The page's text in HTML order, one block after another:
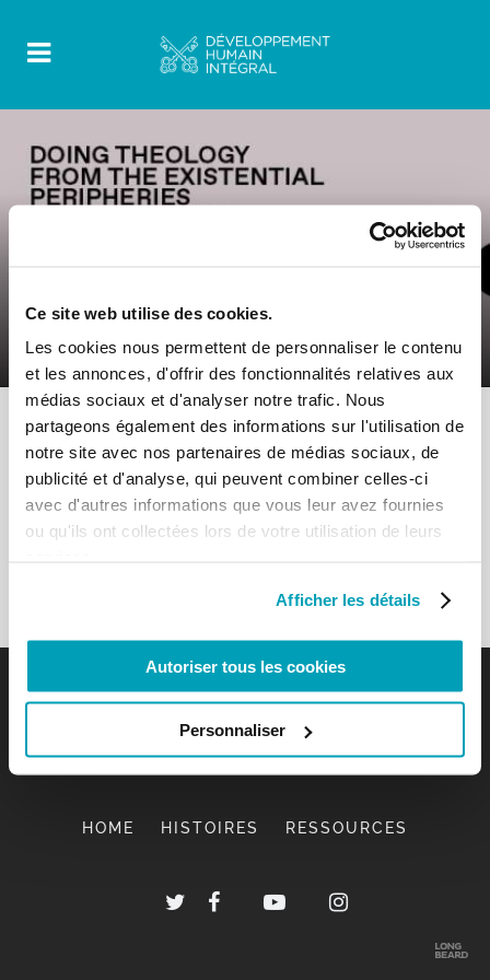
Ce site web utilise des cookies.
Les cookies nous permettent de personnaliser le contenu
et les annonces, d'offrir des fonctionnalités relatives aux
médias sociaux et d'analyser notre trafic. Nous
partageons également des informations sur l'utilisation de
notre site avec nos partenaires de médias sociaux, de
publicité et d'analyse, qui peuvent combiner celles-ci
avec d'autres informations que vous leur avez fournies
ou qu'ils ont collectées lors de votre utilisation de leurs
Afficher les détails
Autoriser tous les cookies
Personnaliser
11 Octobre 2022 0 Comments
Guidebook – Hope And Trust
HOME HISTOIRES RESSOURCES